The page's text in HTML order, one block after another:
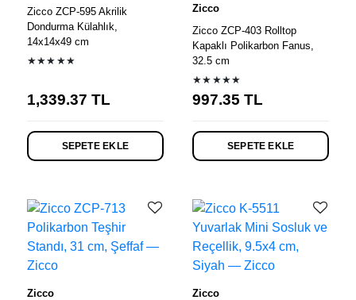
Zicco ZCP-595 Akrilik
Dondurma Külahlık,
14x14x49 cm
★★★★★
1,339.37 TL
SEPETE EKLE
Zicco
Zicco ZCP-403 Rolltop
Kapaklı Polikarbon Fanus,
32.5 cm
★★★★★
997.35 TL
SEPETE EKLE
Zicco
Zicco